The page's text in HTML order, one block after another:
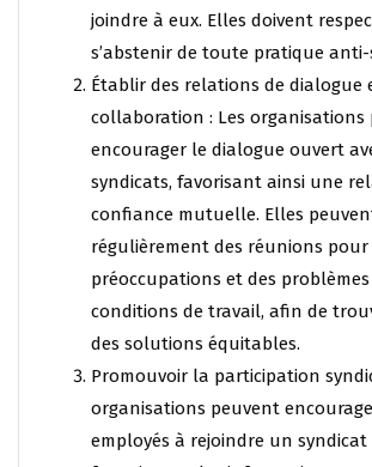
joindre à eux. Elles doivent
s’abstenir de toute pratique anti-
Établir des relations de dialogue
collaboration : Les organisations
encourager le dialogue ouvert
syndicats, favorisant ainsi une
confiance mutuelle. Elles
régulièrement des réunions pour
préoccupations et des
conditions de travail, afin de
des solutions équitables.
Promouvoir la participation
organisations peuvent
employés à rejoindre un syndicat